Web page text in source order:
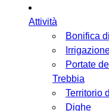
Attività
Bonifica
Portate
Trebbia
Territorio
Dighe